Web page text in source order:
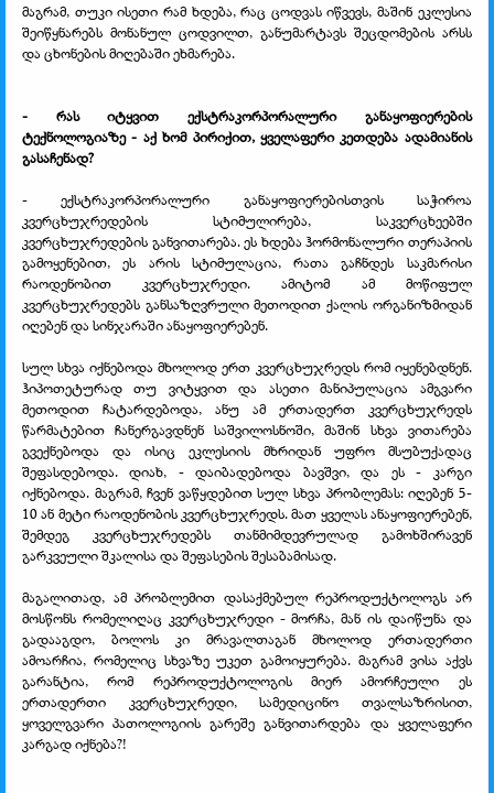
მაგრამ, თუკი ისეთი რამ ხდება, რაც ცოდვას იწვევს, მაშინ ეკლესია
შეიწყნარებს მონანულ ცოდვილთ, განუმარტავს შეცდომების არსს
და ცხონების მიღებაში ეხმარება.
- რას იტყვით ექსტრაკორპორალური განაყოფიერების
ტექნოლოგიაზე - აქ ხომ პირიქით, ყველაფერი კეთდება ადამიანის
გასაჩენად?
- ექსტრაკორპორალური განაყოფიერებისთვის საჭიროა
კვერცხუჯრედების სტიმულირება, საკვერცხეებში
კვერცხუჯრედების განვითარება. ეს ხდება ჰორმონალური თერაპიის
გამოყენებით, ეს არის სტიმულაცია, რათა გაჩნდეს საკმარისი
რაოდენობით კვერცხუჯრედი. ამიტომ ამ მოწიფულ
კვერცხუჯრედებს განსაზღვრული მეთოდით ქალის ორგანიზმიდან
იღებენ და სინჯარაში ანაყოფიერებენ.
სულ სხვა იქნებოდა მხოლოდ ერთ კვერცხუჯრედს რომ იყენებდნენ.
ჰიპოთეტურად თუ ვიტყვით და ასეთი მანიპულაცია ამგვარი
მეთოდით ჩატარდებოდა, ანუ ამ ერთადერთ კვერცხუჯრედს
წარმატებით ჩანერგავდნენ საშვილოსნოში, მაშინ სხვა ვითარება
გვექნებოდა და ისიც ეკლესიის მხრიდან უფრო მსუბუქადაც
შეფასდებოდა. დიახ, - დაიბადებოდა ბავშვი, და ეს - კარგი
იქნებოდა. მაგრამ, ჩვენ ვაწყდებით სულ სხვა პრობლემას: იღებენ 5-
10 ან მეტი რაოდენობის კვერცხუჯრედს. მათ ყველას ანაყოფიერებენ,
შემდეგ კვერცხუჯრედებს თანმიმდევრულად გამოხშირავენ
გარკვეული შკალისა და შეფასების შესაბამისად.
მაგალითად, ამ პრობლემით დასაქმებულ რეპროდუქტოლოგს არ
მოსწონს რომელიღაც კვერცხუჯრედი - მორჩა, მან ის დაიწუნა და
გადააგდო, ბოლოს კი მრავალთაგან მხოლოდ ერთადერთი
ამოარჩია, რომელიც სხვაზე უკეთ გამოიყურება. მაგრამ ვისა აქვს
გარანტია, რომ რეპროდუქტოლოგის მიერ ამორჩეული ეს
ერთადერთი კვერცხუჯრედი, სამედიცინო თვალსაზრისით,
ყოველგვარი პათოლოგიის გარეშე განვითარდება და ყველაფერი
კარგად იქნება?!